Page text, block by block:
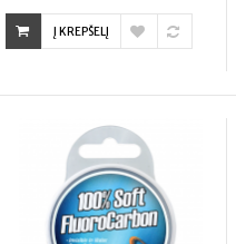
Į KREPŠELĮ